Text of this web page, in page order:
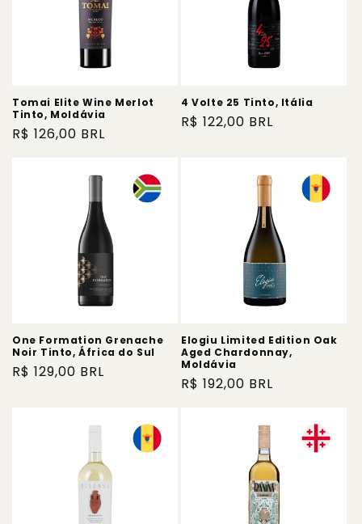
Tomai Elite Wine Merlot
Tinto, Moldávia
Preço
R$ 126,00 BRL
4 Volte 25 Tinto, Itália
Preço
R$ 122,00 BRL
One Formation Grenache
Noir Tinto, África do Sul
Preço
R$ 129,00 BRL
Elogiu Limited Edition Oak
Aged Chardonnay,
Moldávia
Preço
R$ 192,00 BRL